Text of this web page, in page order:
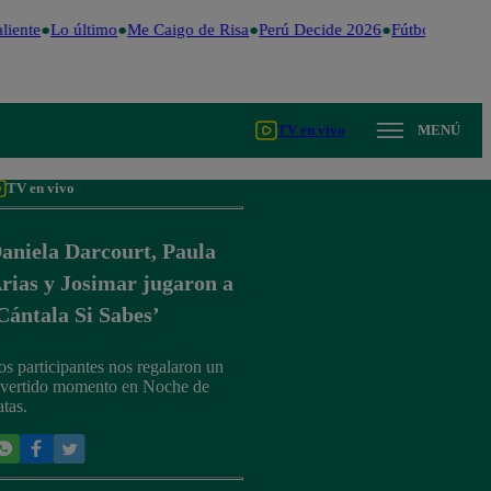
Lo último Me Caigo de Risa Perú Decide 2026 Fútbol peruano
TV en vivo MENÚ
TV en vivo
Darcourt, Paula
y Josimar jugaron a
Si Sabes’
participantes nos regalaron un
momento en Noche de